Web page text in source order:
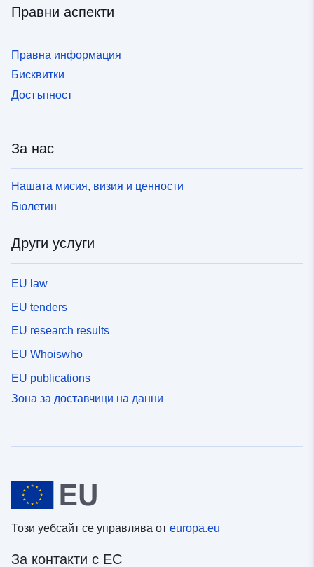
Правни аспекти
Правна информация
Бисквитки
Достъпност
За нас
Нашата мисия, визия и ценности
Бюлетин
Други услуги
EU law
EU tenders
EU research results
EU Whoiswho
EU publications
Зона за доставчици на данни
Този уебсайт се управлява от europa.eu
За контакти с ЕС